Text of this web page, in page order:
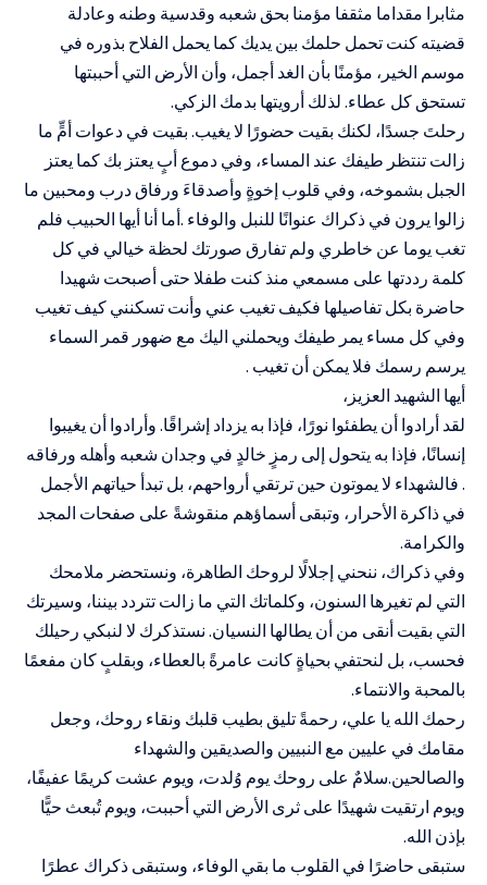
مثابرا مقداما مثقفا مؤمنا بحق شعبه وقدسية وطنه وعادلة
قضيته كنت تحمل حلمك بين يديك كما يحمل الفلاح بذوره في
موسم الخير، مؤمنًا بأن الغد أجمل، وأن الأرض التي أحببتها
تستحق كل عطاء. لذلك أرويتها بدمك الزكي.
رحلتَ جسدًا، لكنك بقيت حضورًا لا يغيب. بقيت في دعوات أمٍّ ما
زالت تنتظر طيفك عند المساء، وفي دموع أبٍ يعتز بك كما يعتز
الجبل بشموخه، وفي قلوب إخوةٍ وأصدقاءَ ورفاق درب ومحبين ما
زالوا يرون في ذكراك عنوانًا للنبل والوفاء .أما أنا أيها الحبيب فلم
تغب يوما عن خاطري ولم تفارق صورتك لحظة خيالي في كل
كلمة رددتها على مسمعي منذ كنت طفلا حتى أصبحت شهيدا
حاضرة بكل تفاصيلها فكيف تغيب عني وأنت تسكنني كيف تغيب
وفي كل مساء يمر طيفك ويحملني اليك مع ضهور قمر السماء
يرسم رسمك فلا يمكن أن تغيب .
أيها الشهيد العزيز،
لقد أرادوا أن يطفئوا نورًا، فإذا به يزداد إشراقًا. وأرادوا أن يغيبوا
إنسانًا، فإذا به يتحول إلى رمزٍ خالدٍ في وجدان شعبه وأهله ورفاقه
. فالشهداء لا يموتون حين ترتقي أرواحهم، بل تبدأ حياتهم الأجمل
في ذاكرة الأحرار، وتبقى أسماؤهم منقوشةً على صفحات المجد
والكرامة.
وفي ذكراك، ننحني إجلالًا لروحك الطاهرة، ونستحضر ملامحك
التي لم تغيرها السنون، وكلماتك التي ما زالت تتردد بيننا، وسيرتك
التي بقيت أنقى من أن يطالها النسيان. نستذكرك لا لنبكي رحيلك
فحسب، بل لنحتفي بحياةٍ كانت عامرةً بالعطاء، وبقلبٍ كان مفعمًا
بالمحبة والانتماء.
رحمك الله يا علي، رحمةً تليق بطيب قلبك ونقاء روحك، وجعل
مقامك في عليين مع النبيين والصديقين والشهداء
والصالحين.سلامٌ على روحك يوم وُلدت، ويوم عشت كريمًا عفيفًا،
ويوم ارتقيت شهيدًا على ثرى الأرض التي أحببت، ويوم تُبعث حيًّا
بإذن الله.
ستبقى حاضرًا في القلوب ما بقي الوفاء، وستبقى ذكراك عطرًا